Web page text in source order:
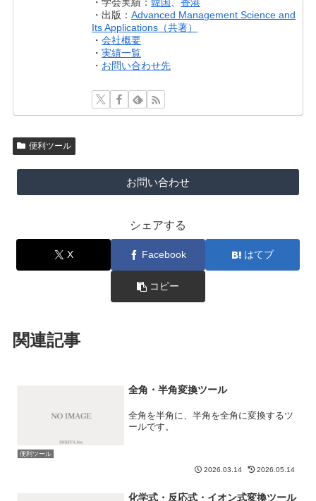
・学会実績：韓国 、香港
・出版：Advanced Management Science and
Its Applications（共著）
・会社概要
・実績一覧
・ お問い合わせ先
便利ツール
お問い合わせ
シェアする
X Facebook はてブ
コピー
関連記事
便利ツール
全角・半角変換ツール
全角を半角に、半角を全角に変換するツ
ールです。
2026.03.14 2026.05.14
化学式・反応式・イオン式変換ツール